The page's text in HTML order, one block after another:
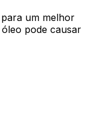
um melhor
pode causar